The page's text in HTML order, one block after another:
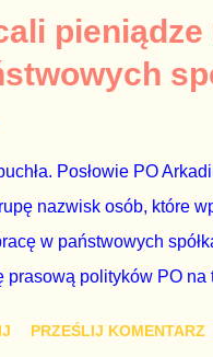
zagrażają interesowi
jest konieczne,
mimo upływu czasu,
milczy. Tygod...
Posłowie PO
nazwisk osób, które
w państwowych
prasową polityków PO
PRZEŚLIJ KOMENTARZ